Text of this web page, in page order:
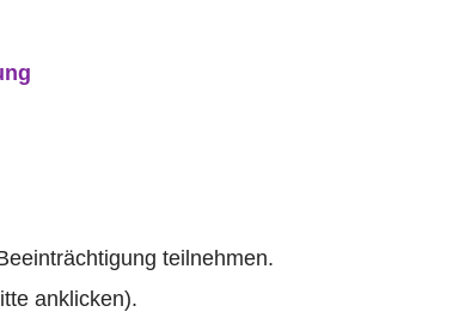
teilnehmen.
anklicken).